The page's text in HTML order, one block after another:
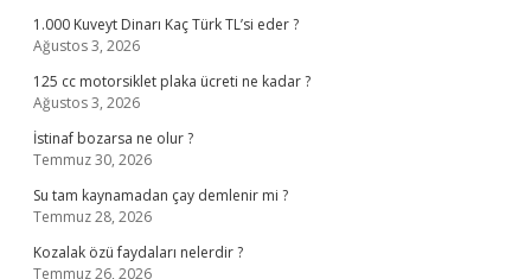
1.000 Kuveyt Dinarı Kaç Türk TL’si eder ?
Ağustos 3, 2026
125 cc motorsiklet plaka ücreti ne kadar ?
Ağustos 3, 2026
İstinaf bozarsa ne olur ?
Temmuz 30, 2026
Su tam kaynamadan çay demlenir mi ?
Temmuz 28, 2026
Kozalak özü faydaları nelerdir ?
Temmuz 26, 2026